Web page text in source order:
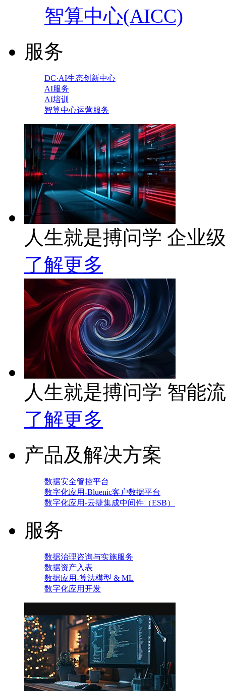
智算中心(AICC)
服务
DC·AI生态创新中心
AI服务
AI培训
智算中心运营服务
人生就是搏问学 企业
了解更多
人生就是搏问学 智能
了解更多
产品及解决方案
数据安全管控平台
数字化应用-Bluenic客户数据平台
数字化应用-云捷集成中间件（ESB）
服务
数据治理咨询与实施服务
数据资产入表
数据应用-算法模型 & ML
数字化应用开发